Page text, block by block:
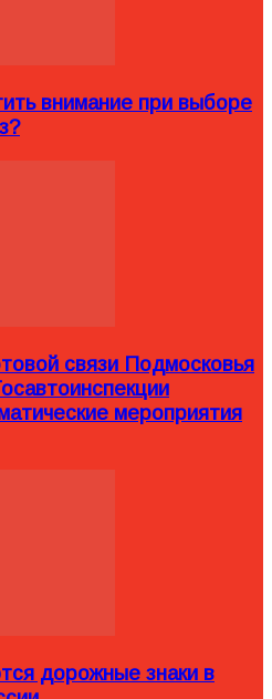
внимание при выборе
связи Подмосковья
мероприятия
дорожные знаки в